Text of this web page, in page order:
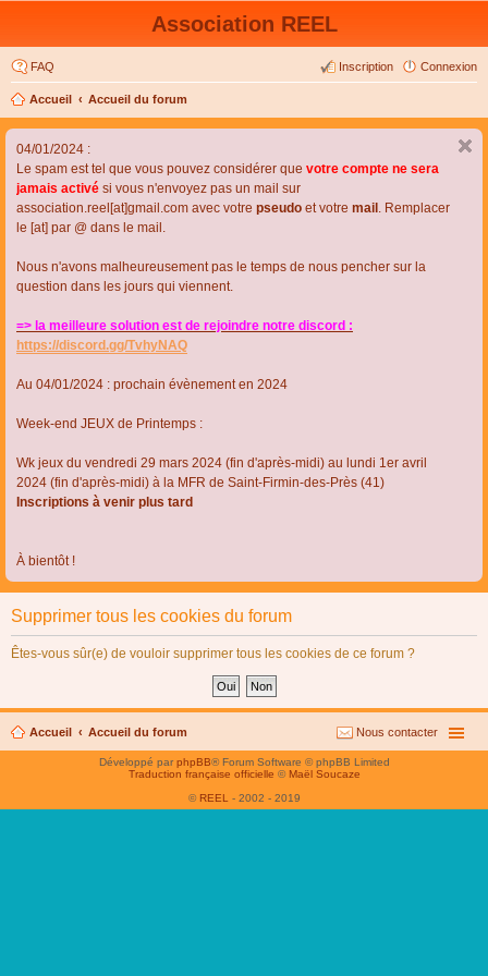
Association REEL
FAQ Connexion
Inscription
Accueil Accueil du forum
04/01/2024 :
Le spam est tel que vous pouvez considérer que votre compte ne sera
jamais activé si vous n'envoyez pas un mail sur
association.reel[at]gmail.com avec votre pseudo et votre mail . Remplacer
le [at] par @ dans le mail.
Nous n'avons malheureusement pas le temps de nous pencher sur la
question dans les jours qui viennent.
=> la meilleure solution est de rejoindre notre discord :
https://discord.gg/TvhyNAQ
Au 04/01/2024 : prochain évènement en 2024
Week-end JEUX de Printemps :
Wk jeux du vendredi 29 mars 2024 (fin d'après-midi) au lundi 1er avril
2024 (fin d'après-midi) à la MFR de Saint-Firmin-des-Près (41)
Inscriptions à venir plus tard
À bientôt !
Supprimer tous les cookies du forum
Êtes-vous sûr(e) de vouloir supprimer tous les cookies de ce forum ?
Accueil Accueil du forum Nous contacter
Développé parphpBB® Forum Software © phpBB Limited
Traduction française officielle © Maël Soucaze
© REEL - 2002 - 2019